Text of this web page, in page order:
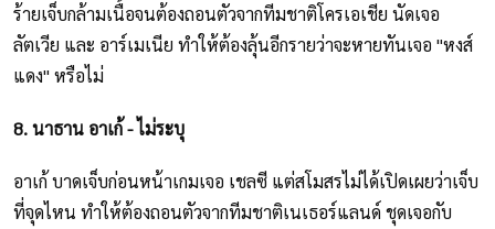
ร้ายเจ็บกล้ามเนื้อจนต้องถอนตัวจากทีมชาติโครเอเชีย นัดเจอ
ลัตเวีย และ อาร์เมเนีย ทำให้ต้องลุ้นอีกรายว่าจะหายทันเจอ "หงส์
แดง" หรือไม่
8. นาธาน อาเก้ - ไม่ระบุ
อาเก้ บาดเจ็บก่อนหน้าเกมเจอ เชลซี แต่สโมสรไม่ได้เปิดเผยว่าเจ็บ
ที่จุดไหน ทำให้ต้องถอนตัวจากทีมชาติเนเธอร์แลนด์ ชุดเจอกับ